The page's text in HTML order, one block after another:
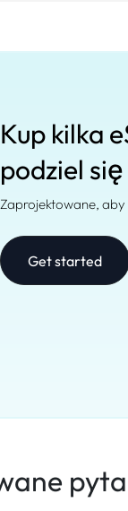
Kup kilka
podziel
Zaprojektowane, aby
Get started